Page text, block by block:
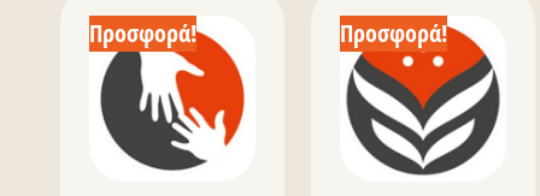
Προσφορά! Προσφορά!